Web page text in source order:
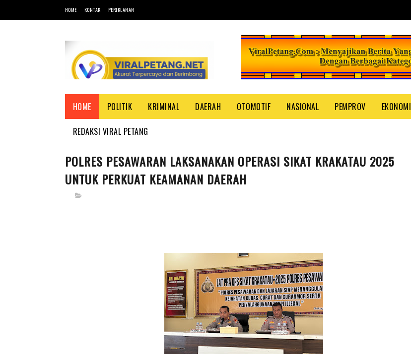
HOME KONTAK PERIKLANAN
HOME POLITIK KRIMINAL DAERAH OTOMOTIF NASIONAL PEMPROV EKONOMI
REDAKSI VIRAL PETANG
POLRES PESAWARAN LAKSANAKAN OPERASI SIKAT KRAKATAU 2025
UNTUK PERKUAT KEAMANAN DAERAH